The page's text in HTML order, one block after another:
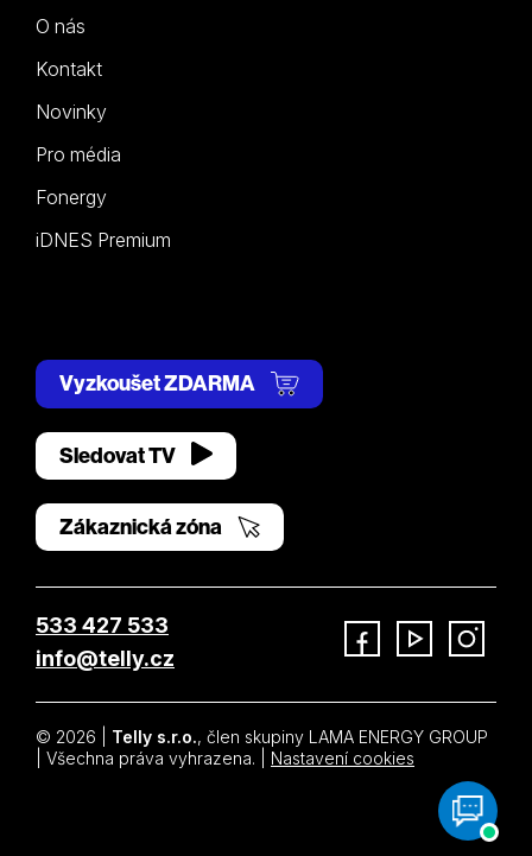
O nás
Kontakt
Novinky
Pro média
Fonergy
iDNES Premium
Vyzkoušet ZDARMA
Sledovat TV
Zákaznická zóna
533 427 533
info@telly.cz
© 2026 | Telly s.r.o., člen skupiny LAMA ENERGY GROUP
| Všechna práva vyhrazena. |
Nastavení cookies